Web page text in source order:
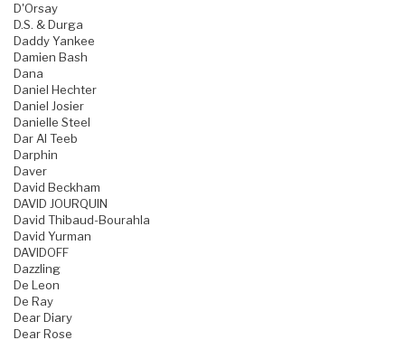
D'Orsay
D.S. & Durga
Daddy Yankee
Damien Bash
Dana
Daniel Hechter
Daniel Josier
Danielle Steel
Dar Al Teeb
Darphin
Daver
David Beckham
DAVID JOURQUIN
David Thibaud-Bourahla
David Yurman
DAVIDOFF
Dazzling
De Leon
De Ray
Dear Diary
Dear Rose